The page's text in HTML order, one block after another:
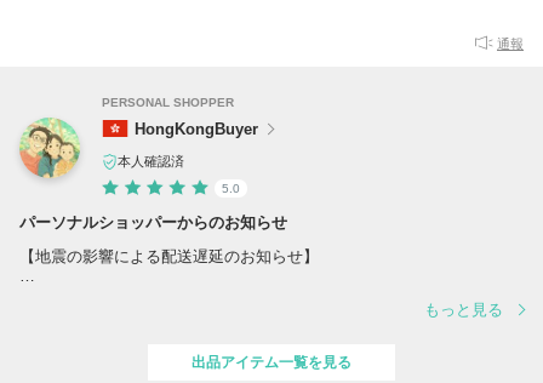
通報
PERSONAL SHOPPER
HongKongBuyer
本人確認済
5.0
パーソナルショッパーからのお知らせ
【地震の影響による配送遅延のお知らせ】
現在、地震の影響に伴い、一部地域（郵便番号 860xxxx～869xxxx、
880xxxx～889xxxx、890xxxx～899xxxx）への配送サービスに遅れが
もっと見る
出品アイテム一覧を見る